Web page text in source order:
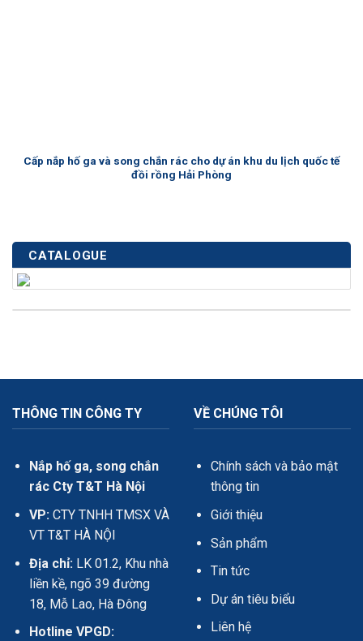
Cấp nắp hố ga và song chắn rác cho dự án khu du lịch quốc tế
đồi rồng Hải Phòng
CATALOGUE
THÔNG TIN CÔNG TY
Nắp hố ga, song chắn
rác Cty T&T Hà Nội
VP:CTY TNHH TMSX VÀ
VT T&T HÀ NỘI
Địa chỉ:LK 01.2, Khu nhà
liền kề, ngõ 39 đường
18, Mỗ Lao, Hà Đông
Hotline VPGD:
VỀ CHÚNG TÔI
Chính sách và bảo mật
thông tin
Giới thiệu
Sản phẩm
Tin tức
Dự án tiêu biểu
Liên hệ